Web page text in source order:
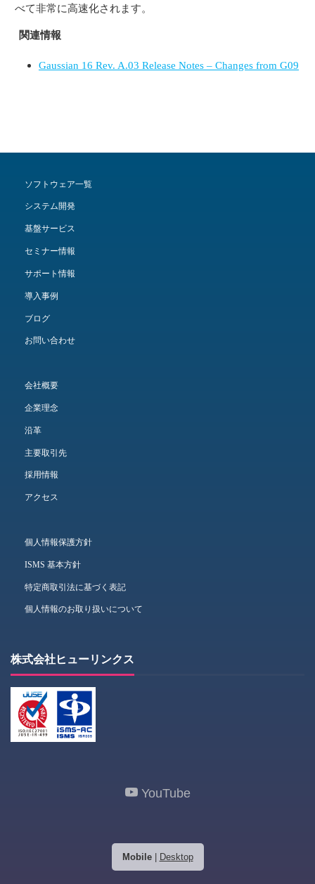
べて非常に高速化されます。
関連情報
Gaussian 16 Rev. A.03 Release Notes – Changes from G09
ソフトウェア一覧
システム開発
基盤サービス
セミナー情報
サポート情報
導入事例
ブログ
お問い合わせ
会社概要
企業理念
沿革
主要取引先
採用情報
アクセス
個人情報保護方針
ISMS 基本方針
特定商取引法に基づく表記
個人情報のお取り扱いについて
株式会社ヒューリンクス
YouTube
Mobile| Desktop